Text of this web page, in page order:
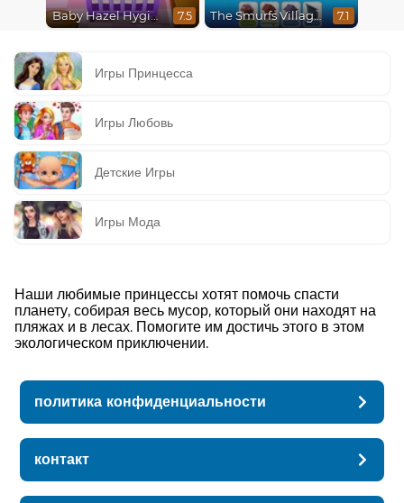
Baby Hazel Hygiene 7.5 The Smurfs Village Cleaning 7.1
Игры Принцесса
Игры Любовь
Детские Игры
Игры Мода
Наши любимые принцессы хотят помочь спасти
планету, собирая весь мусор, который они находят на
пляжах и в лесах. Помогите им достичь этого в этом
экологическом приключении.
политика конфиденциальности
контакт